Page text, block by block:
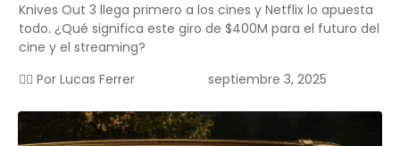
Knives Out 3 llega primero a los cines y Netflix lo apuesta
todo. ¿Qué significa este giro de $400M para el futuro del
cine y el streaming?
✍🏻 Por Lucas Ferrer septiembre 3, 2025